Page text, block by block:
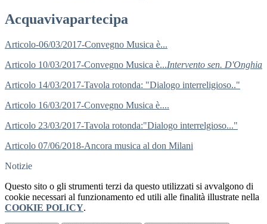
Acquavivapartecipa
Articolo-06/03/2017-Convegno Musica è...
Articolo 10/03/2017-Convegno Musica è...Intervento sen. D'Onghia
Articolo 14/03/2017-Tavola rotonda: "Dialogo interreligioso.."
Articolo 16/03/2017-Convegno Musica è....
Articolo 23/03/2017-Tavola rotonda:"Dialogo interrelgioso..."
Articolo 07/06/2018-Ancora musica al don Milani
Notizie
Questo sito o gli strumenti terzi da questo utilizzati si avvalgono di
cookie necessari al funzionamento ed utili alle finalità illustrate nella
COOKIE POLICY.